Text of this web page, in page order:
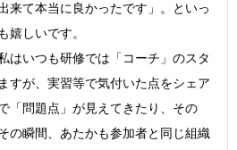
来て本当に良かったです」。といっ
嬉しいです。
はいつも研修では「コーチ」のスタ
すが、実習等で気付いた点をシェア
「問題点」が見えてきたり、その
の瞬間、あたかも参加者と同じ組織